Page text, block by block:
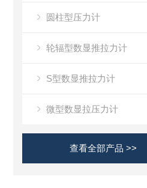
圆柱型压力计
轮辐型数显推拉力计
S型数显推拉力计
微型数显拉压力计
查看全部产品 >>